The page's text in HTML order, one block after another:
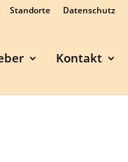
Standorte Datenschutz
Kontakt